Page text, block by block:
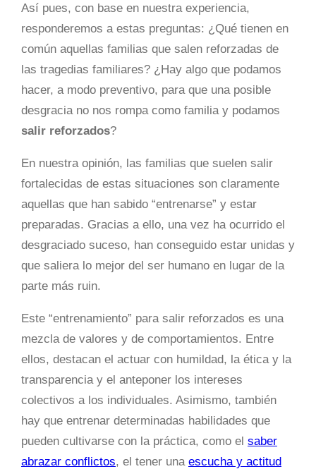
Así pues, con base en nuestra experiencia,
responderemos a estas preguntas: ¿Qué tienen en
común aquellas familias que salen reforzadas de
las tragedias familiares? ¿Hay algo que podamos
hacer, a modo preventivo, para que una posible
desgracia no nos rompa como familia y podamos
salir reforzados?
En nuestra opinión, las familias que suelen salir
fortalecidas de estas situaciones son claramente
aquellas que han sabido “entrenarse” y estar
preparadas. Gracias a ello, una vez ha ocurrido el
desgraciado suceso, han conseguido estar unidas y
que saliera lo mejor del ser humano en lugar de la
parte más ruin.
Este “entrenamiento” para salir reforzados es una
mezcla de valores y de comportamientos. Entre
ellos, destacan el actuar con humildad, la ética y la
transparencia y el anteponer los intereses
colectivos a los individuales. Asimismo, también
hay que entrenar determinadas habilidades que
pueden cultivarse con la práctica, como el saber
abrazar conflictos, el tener una escucha y actitud